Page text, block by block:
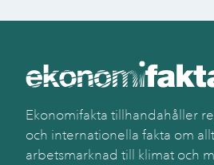
Ekonomifakta tillhandahåller
och internationella fakta om
arbetsmarknad till klimat och